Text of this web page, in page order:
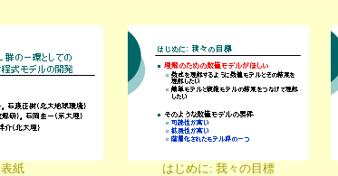
表紙 はじめに: 我々の目標